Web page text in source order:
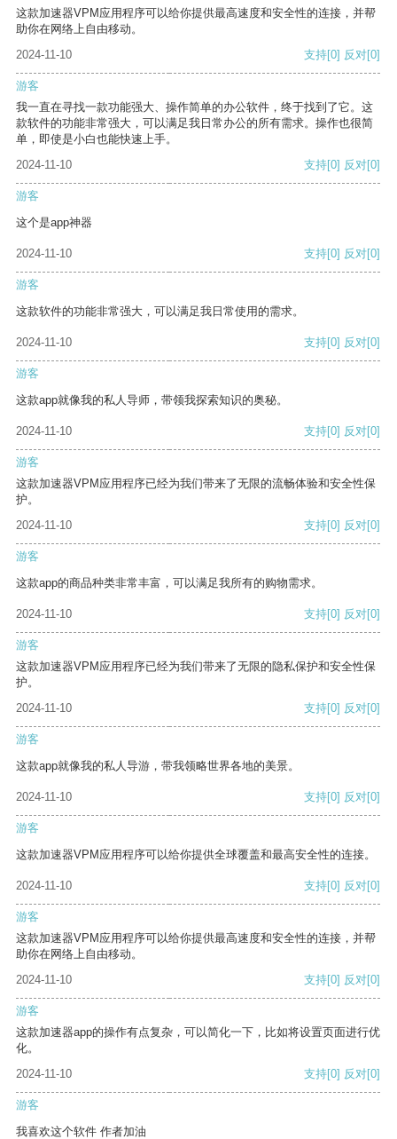
这款加速器VPM应用程序可以给你提供最高速度和安全性的连接，并帮
助你在网络上自由移动。
2024-11-10
支持[0] 反对[0]
游客
我一直在寻找一款功能强大、操作简单的办公软件，终于找到了它。这
款软件的功能非常强大，可以满足我日常办公的所有需求。操作也很简
单，即使是小白也能快速上手。
2024-11-10
支持[0] 反对[0]
游客
这个是app神器
2024-11-10 支持[0] 反对[0]
游客
这款软件的功能非常强大，可以满足我日常使用的需求。
2024-11-10 支持[0] 反对[0]
游客
这款app就像我的私人导师，带领我探索知识的奥秘。
2024-11-10 支持[0] 反对[0]
游客
这款加速器VPM应用程序已经为我们带来了无限的流畅体验和安全性保
护。
2024-11-10
支持[0] 反对[0]
游客
这款app的商品种类非常丰富，可以满足我所有的购物需求。
2024-11-10 支持[0] 反对[0]
游客
这款加速器VPM应用程序已经为我们带来了无限的隐私保护和安全性保
护。
2024-11-10
支持[0] 反对[0]
游客
这款app就像我的私人导游，带我领略世界各地的美景。
2024-11-10 支持[0] 反对[0]
游客
这款加速器VPM应用程序可以给你提供全球覆盖和最高安全性的连接。
2024-11-10 支持[0] 反对[0]
游客
这款加速器VPM应用程序可以给你提供最高速度和安全性的连接，并帮
助你在网络上自由移动。
2024-11-10
支持[0] 反对[0]
游客
这款加速器app的操作有点复杂，可以简化一下，比如将设置页面进行优
化。
2024-11-10
支持[0] 反对[0]
游客
我喜欢这个软件 作者加油